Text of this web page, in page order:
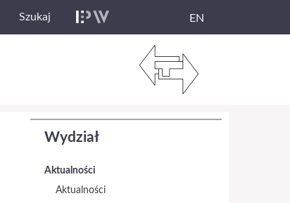
Szukaj EN
Wydział
Aktualności
Aktualności